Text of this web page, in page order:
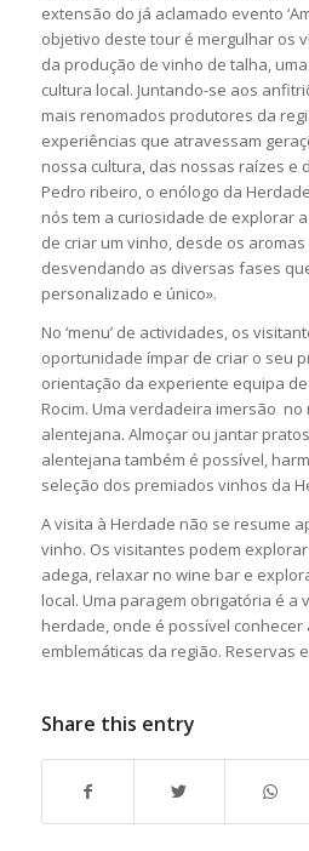
extensão do já aclamado evento
objetivo deste tour é mergulhar os
da produção de vinho de talha,
cultura local. Juntando-se aos
mais renomados produtores da
experiências que atravessam
nossa cultura, das nossas raízes e
Pedro ribeiro, o enólogo da
nós tem a curiosidade de explorar
de criar um vinho, desde os
desvendando as diversas fases
personalizado e único».
No ‘menu’ de actividades, os
oportunidade ímpar de criar o seu
orientação da experiente equipa
Rocim. Uma verdadeira imersão
alentejana. Almoçar ou jantar
alentejana também é possível,
seleção dos premiados vinhos da
A visita à Herdade não se resume
vinho. Os visitantes podem
adega, relaxar no wine bar e
local. Uma paragem obrigatória é a
herdade, onde é possível conhecer
emblemáticas da região. Reservas
Share this entry